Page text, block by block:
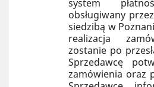
system
obsługiwany
siedzibą w
realizacja
zostanie po
Sprzedawcę
zamówienia oraz